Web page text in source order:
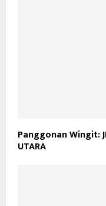
Panggonan Wingit:
UTARA